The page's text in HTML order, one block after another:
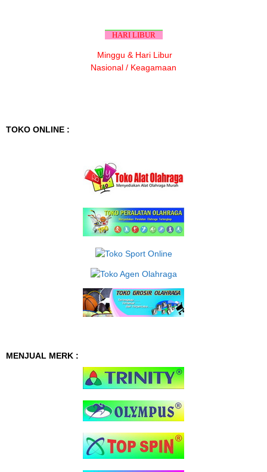
HARI LIBUR
Minggu & Hari Libur
Nasional / Keagamaan
TOKO ONLINE :
MENJUAL MERK :